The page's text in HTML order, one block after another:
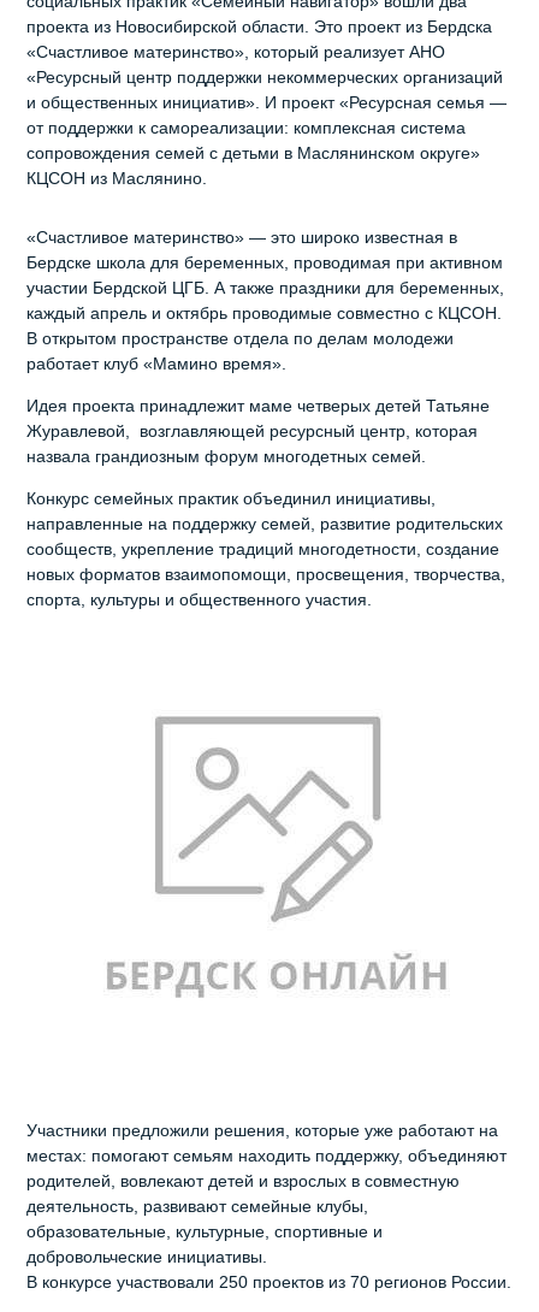
проекта из Новосибирской области. Это проект из Бердска
«Счастливое материнство», который реализует АНО
«Ресурсный центр поддержки некоммерческих организаций
и общественных инициатив». И проект «Ресурсная семья —
от поддержки к самореализации: комплексная система
сопровождения семей с детьми в Маслянинском округе»
КЦСОН из Маслянино.
«Счастливое материнство» — это широко известная в
Бердске школа для беременных, проводимая при активном
участии Бердской ЦГБ. А также праздники для беременных,
каждый апрель и октябрь проводимые совместно с КЦСОН.
В открытом пространстве отдела по делам молодежи
работает клуб «Мамино время».
Идея проекта принадлежит маме четверых детей Татьяне
Журавлевой, возглавляющей ресурсный центр, которая
назвала грандиозным форум многодетных семей.
Конкурс семейных практик объединил инициативы,
направленные на поддержку семей, развитие родительских
сообществ, укрепление традиций многодетности, создание
новых форматов взаимопомощи, просвещения, творчества,
спорта, культуры и общественного участия.
Участники предложили решения, которые уже работают на
местах: помогают семьям находить поддержку, объединяют
родителей, вовлекают детей и взрослых в совместную
деятельность, развивают семейные клубы,
образовательные, культурные, спортивные и
добровольческие инициативы.
В конкурсе участвовали 250 проектов из 70 регионов России.